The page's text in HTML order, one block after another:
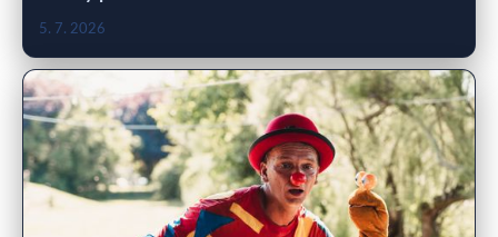
5. 7. 2026